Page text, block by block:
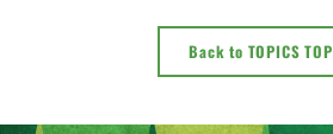
Back to TOPICS TOP